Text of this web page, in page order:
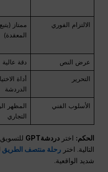
الالتزام الفوري
ممتاز
المعقدة)
عرض النص دقة عالية
التحرير
أداة
الدردشة
الأسلوب الفني
المظهر
التجاري
الحكم: اختردردشةGPT
التالية. اختررحلة منتصف الطريق
شديد الواقعية.